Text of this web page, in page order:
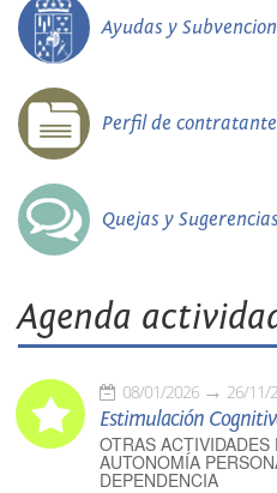
Ayudas y
Perfil de contratante
Quejas y
Agenda
08/01/2026 26/11/
Estimulación
OTRAS
AUTONOMÍA
DEPENDENCIA